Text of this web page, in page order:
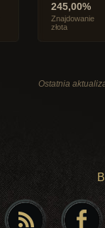
245,00%
Znajdowanie
złota
Ostatnia